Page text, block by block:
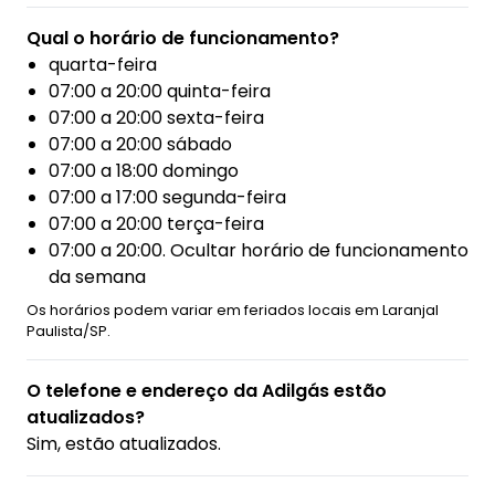
Qual o horário de funcionamento?
quarta-feira
07:00 a 20:00 quinta-feira
07:00 a 20:00 sexta-feira
07:00 a 20:00 sábado
07:00 a 18:00 domingo
07:00 a 17:00 segunda-feira
07:00 a 20:00 terça-feira
07:00 a 20:00. Ocultar horário de funcionamento
da semana
Os horários podem variar em feriados locais em Laranjal
Paulista/SP.
O telefone e endereço da Adilgás estão
atualizados?
Sim, estão atualizados.